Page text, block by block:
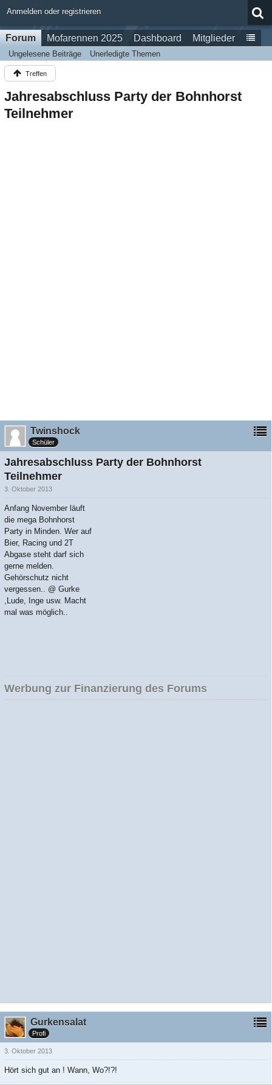
Anmelden oder registrieren
Forum Mofarennen 2025 Dashboard Mitglieder
Ungelesene Beiträge Unerledigte Themen
Treffen
Jahresabschluss Party der Bohnhorst
Teilnehmer
Twinshock
Schüler
Jahresabschluss Party der Bohnhorst
Teilnehmer
3. Oktober 2013
Anfang November läuft
die mega Bohnhorst
Party in Minden. Wer auf
Bier, Racing und 2T
Abgase steht darf sich
gerne melden.
Gehörschutz nicht
vergessen.. @ Gurke
,Lude, Inge usw. Macht
mal was möglich..
Werbung zur Finanzierung des Forums
Gurkensalat
Profi
3. Oktober 2013
Hört sich gut an ! Wann, Wo?!?!